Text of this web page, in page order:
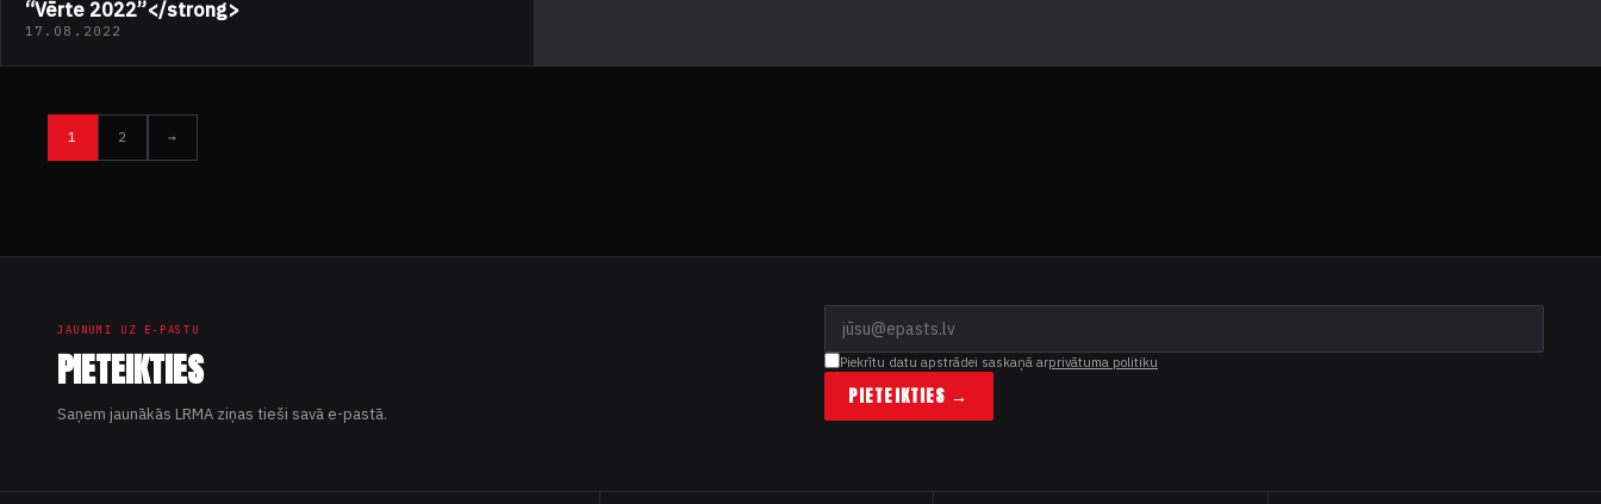
“Vērte 2022”</strong>
17.08.2022
Ziņu
1 2 →
JAUNUMI UZ E-PASTU
PIETEIKTIES
Saņem jaunākās LRMA ziņas tieši savā e-pastā.
Piekrītu datu apstrādei saskaņā arprivātuma politiku
PIETEIKTIES →